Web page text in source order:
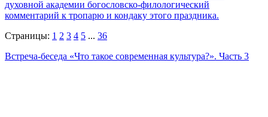
духовной академии богословско-филологический
комментарий к тропарю и кондаку этого праздника.
Страницы: 1 2 3 4 5 ... 36
Встреча-беседа «Что такое современная культура?». Часть 3